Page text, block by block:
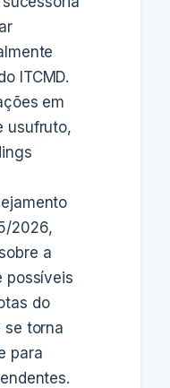
ITCMD.
em
usufruto,
2026,
a
possíveis
do
se torna
para